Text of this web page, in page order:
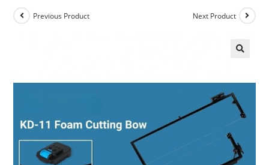
Previous Product Next Product